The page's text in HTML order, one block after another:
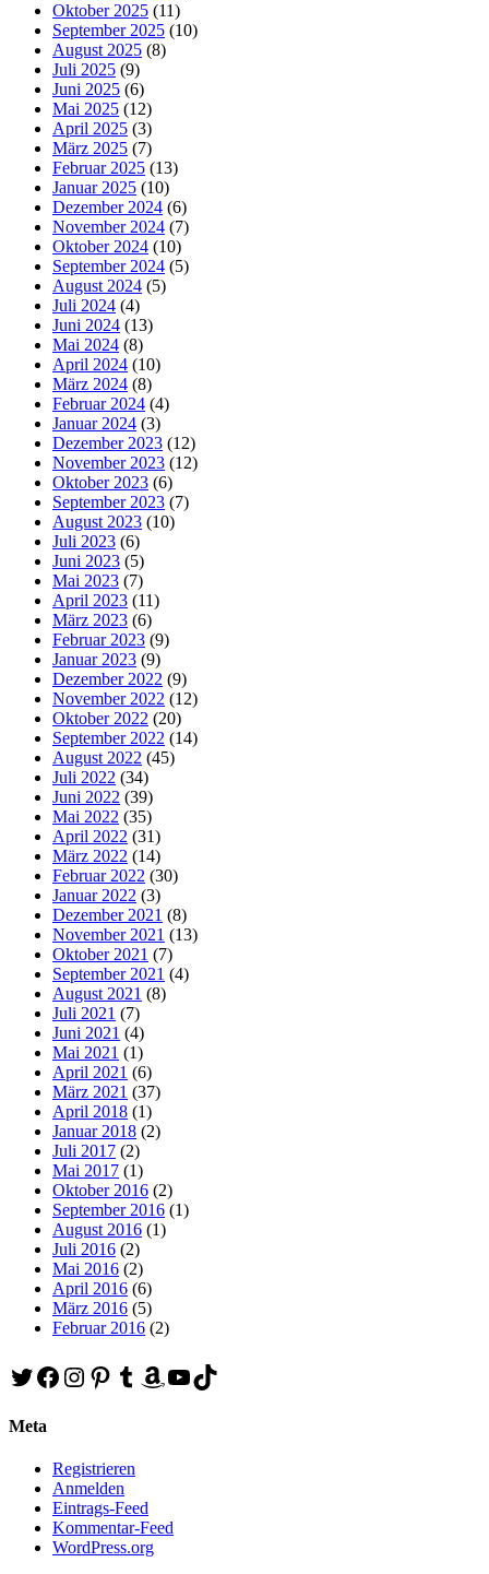
Oktober 2025 (11)
September 2025 (10)
August 2025 (8)
Juli 2025 (9)
Juni 2025 (6)
Mai 2025 (12)
April 2025 (3)
März 2025 (7)
Februar 2025 (13)
Januar 2025 (10)
Dezember 2024 (6)
November 2024 (7)
Oktober 2024 (10)
September 2024 (5)
August 2024 (5)
Juli 2024 (4)
Juni 2024 (13)
Mai 2024 (8)
April 2024 (10)
März 2024 (8)
Februar 2024 (4)
Januar 2024 (3)
Dezember 2023 (12)
November 2023 (12)
Oktober 2023 (6)
September 2023 (7)
August 2023 (10)
Juli 2023 (6)
Juni 2023 (5)
Mai 2023 (7)
April 2023 (11)
März 2023 (6)
Februar 2023 (9)
Januar 2023 (9)
Dezember 2022 (9)
November 2022 (12)
Oktober 2022 (20)
September 2022 (14)
August 2022 (45)
Juli 2022 (34)
Juni 2022 (39)
Mai 2022 (35)
April 2022 (31)
März 2022 (14)
Februar 2022 (30)
Januar 2022 (3)
Dezember 2021 (8)
November 2021 (13)
Oktober 2021 (7)
September 2021 (4)
August 2021 (8)
Juli 2021 (7)
Juni 2021 (4)
Mai 2021 (1)
April 2021 (6)
März 2021 (37)
April 2018 (1)
Januar 2018 (2)
Juli 2017 (2)
Mai 2017 (1)
Oktober 2016 (2)
September 2016 (1)
August 2016 (1)
Juli 2016 (2)
Mai 2016 (2)
April 2016 (6)
März 2016 (5)
Februar 2016 (2)
Twitter
Facebook
Instagram
Pinterest
Tumblr
Amazon
YouTube
TikTok
Meta
Registrieren
Anmelden
Eintrags-Feed
Kommentar-Feed
WordPress.org